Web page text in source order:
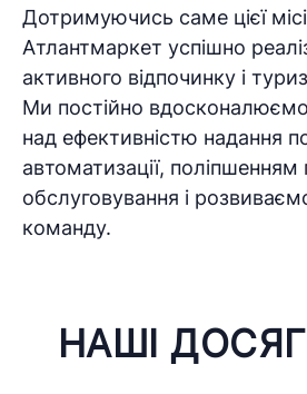
Дотримуючись саме цієї
Атлантмаркет успішно
активного відпочинку і
Ми постійно
над ефективністю надання
автоматизації, поліпшенням
обслуговування і
команду.
НАШІ